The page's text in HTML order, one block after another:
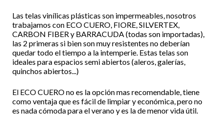
Las telas vinílicas plásticas son impermeables, nosotros
trabajamos con ECO CUERO, FIORE, SILVERTEX,
CARBON FIBER y BARRACUDA (todas son importadas),
las 2 primeras si bien son muy resistentes no deberían
quedar todo el tiempo a la intemperie. Estas telas son
ideales para espacios semi abiertos (aleros, galerías,
quinchos abiertos...)
El ECO CUERO no es la opción mas recomendable, tiene
como ventaja que es fácil de limpiar y económica, pero no
es nada cómoda para el verano y es la de menor vida útil.